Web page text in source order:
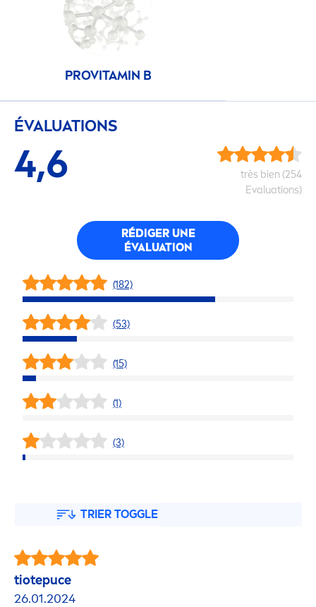
PROVITAMIN B
ÉVALUATIONS
4,6
très bien (254
Evaluations)
RÉDIGER UNE
ÉVALUATION
(182)
(53)
(15)
(1)
(3)
TRIER TOGGLE
tiotepuce
26.01.2024